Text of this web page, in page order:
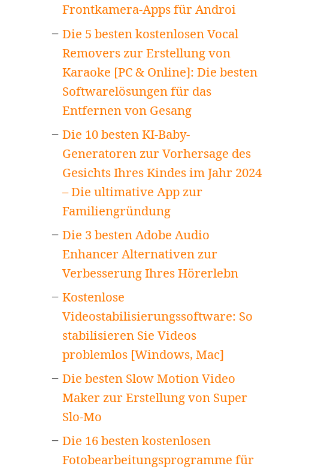
Frontkamera-Apps für Androi
Die 5 besten kostenlosen Vocal
Removers zur Erstellung von
Karaoke [PC & Online]: Die besten
Softwarelösungen für das
Entfernen von Gesang
Die 10 besten KI-Baby-
Generatoren zur Vorhersage des
Gesichts Ihres Kindes im Jahr 2024
– Die ultimative App zur
Familiengründung
Die 3 besten Adobe Audio
Enhancer Alternativen zur
Verbesserung Ihres Hörerlebn
Kostenlose
Videostabilisierungssoftware: So
stabilisieren Sie Videos
problemlos [Windows, Mac]
Die besten Slow Motion Video
Maker zur Erstellung von Super
Slo-Mo
Die 16 besten kostenlosen
Fotobearbeitungsprogramme für